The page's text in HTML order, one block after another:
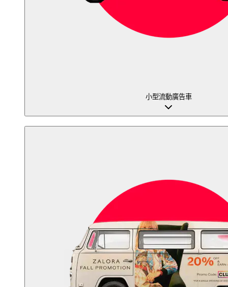
小型流動廣告車